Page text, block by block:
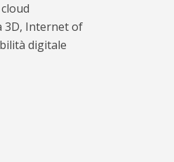
3D, Internet of
digitale